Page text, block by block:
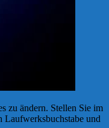
zu ändern. Stellen Sie im
Laufwerksbuchstabe und